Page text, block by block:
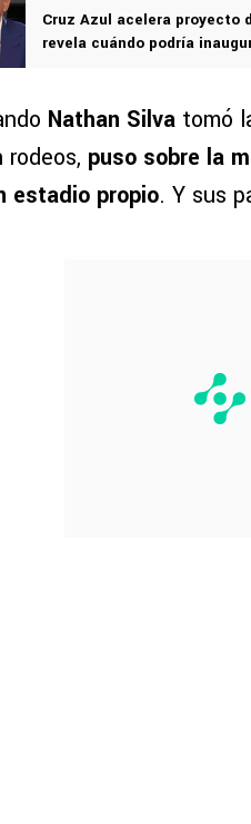
Cruz Azul acelera proyecto
revela cuándo podría
Nathan Silva tomó
puso sobre la
estadio propio. Y sus